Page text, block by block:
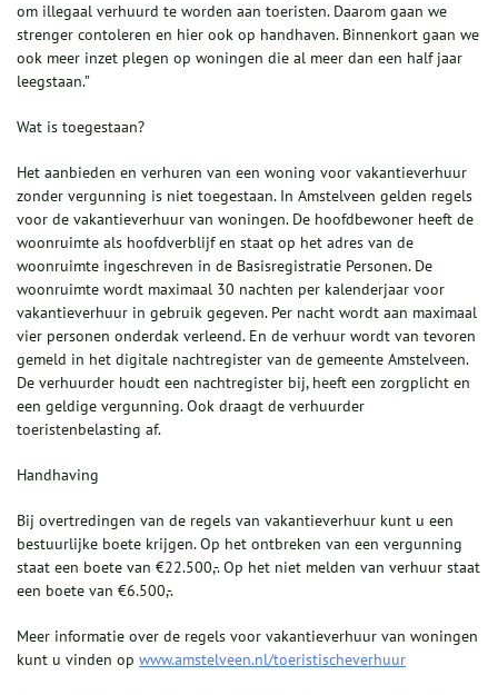
om illegaal verhuurd te worden aan toeristen. Daarom gaan we
strenger contoleren en hier ook op handhaven. Binnenkort gaan we
ook meer inzet plegen op woningen die al meer dan een half jaar
leegstaan.”
Wat is toegestaan?
Het aanbieden en verhuren van een woning voor vakantieverhuur
zonder vergunning is niet toegestaan. In Amstelveen gelden regels
voor de vakantieverhuur van woningen. De hoofdbewoner heeft de
woonruimte als hoofdverblijf en staat op het adres van de
woonruimte ingeschreven in de Basisregistratie Personen. De
woonruimte wordt maximaal 30 nachten per kalenderjaar voor
vakantieverhuur in gebruik gegeven. Per nacht wordt aan maximaal
vier personen onderdak verleend. En de verhuur wordt van tevoren
gemeld in het digitale nachtregister van de gemeente Amstelveen.
De verhuurder houdt een nachtregister bij, heeft een zorgplicht en
een geldige vergunning. Ook draagt de verhuurder
toeristenbelasting af.
Handhaving
Bij overtredingen van de regels van vakantieverhuur kunt u een
bestuurlijke boete krijgen. Op het ontbreken van een vergunning
staat een boete van €22.500,-. Op het niet melden van verhuur staat
een boete van €6.500,-.
Meer informatie over de regels voor vakantieverhuur van woningen
kunt u vinden op www.amstelveen.nl/toeristischeverhuur